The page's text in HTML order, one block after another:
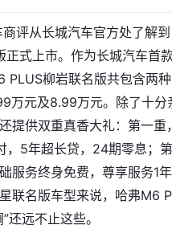
评从长城汽车官方处了解
正式上市。作为长城汽车首
PLUS柳岩联名版共包含两
万元及8.99万元。除了十分
提供双重真香大礼：第一重
5年超长贷，24期零息；
务终身免费，尊享服务1
联名版车型来说，哈弗M6
还远不止这些。